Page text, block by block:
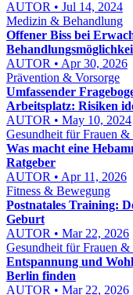
AUTOR • Jul 14, 2024
Medizin & Behandlung
Offener Biss bei
AUTOR • Apr 30, 2026
Prävention & Vorsorge
Umfassender
Arbeitsplatz: Risiken
AUTOR • May 10, 2024
Gesundheit für Frauen &
Was macht eine
Ratgeber
AUTOR • Apr 11, 2026
Fitness & Bewegung
Postnatales Training:
Geburt
AUTOR • Mar 22, 2026
Gesundheit für Frauen &
Entspannung und
Berlin finden
AUTOR • Mar 22, 2026